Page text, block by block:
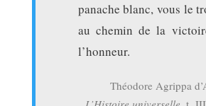
panache blanc, vous le
au chemin de la
l’honneur.
Théodore Agrippa